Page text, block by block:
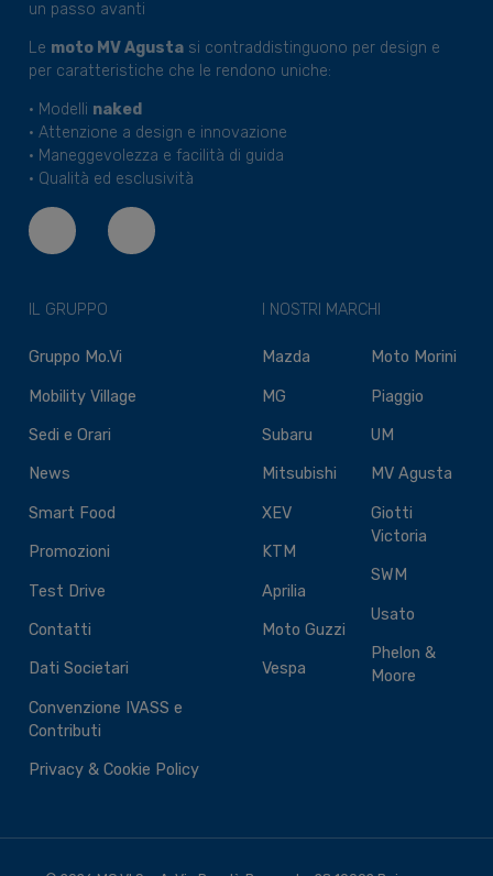
un passo avanti
Le moto MV Agustasi contraddistinguono per design e
per caratteristiche che le rendono uniche:
• Modelli naked
• Attenzione a design e innovazione
• Maneggevolezza e facilità di guida
• Qualità ed esclusività
IL GRUPPO
Gruppo Mo.Vi
Mobility Village
Sedi e Orari
News
Smart Food
Promozioni
Test Drive
Contatti
Dati Societari
Convenzione IVASS e
Contributi
Privacy & Cookie Policy
I NOSTRI MARCHI
Mazda
MG
Subaru
Mitsubishi
XEV
KTM
Aprilia
Moto Guzzi
Vespa
Moto Morini
Piaggio
UM
MV Agusta
Giotti
Victoria
SWM
Usato
Phelon &
Moore